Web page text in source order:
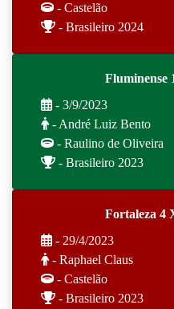
- Castelão
- Brasileiro 2024
Fluminense
- 3/9/2023
- André Luiz Bento
- Raulino de Oliveira
- Brasileiro 2023
Fortaleza 4
- 29/4/2023
- Raphael Claus
- Castelão
- Brasileiro 2023